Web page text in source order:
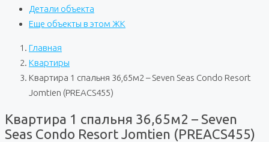
Детали объекта
Еще объекты в этом ЖК
Главная
Квартиры
Квартира 1 спальня 36,65м2 – Seven Seas Condo Resort
Jomtien (PREACS455)
Квартира 1 спальня 36,65м2 – Seven
Seas Condo Resort Jomtien (PREACS455)